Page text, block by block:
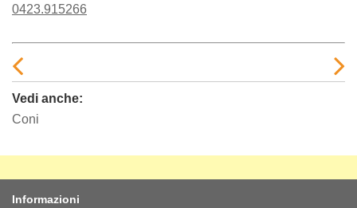
0423.915266
Vedi anche:
Coni
Informazioni